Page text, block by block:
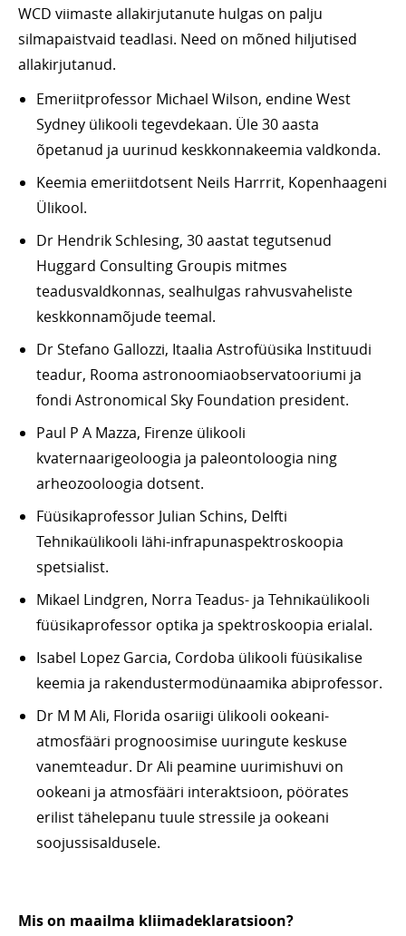
WCD viimaste allakirjutanute hulgas on palju
silmapaistvaid teadlasi. Need on mõned hiljutised
allakirjutanud.
Emeriitprofessor Michael Wilson, endine West
Sydney ülikooli tegevdekaan. Üle 30 aasta
õpetanud ja uurinud keskkonnakeemia valdkonda.
Keemia emeriitdotsent Neils Harrrit, Kopenhaageni
Ülikool.
Dr Hendrik Schlesing, 30 aastat tegutsenud
Huggard Consulting Groupis mitmes
teadusvaldkonnas, sealhulgas rahvusvaheliste
keskkonnamõjude teemal.
Dr Stefano Gallozzi, Itaalia Astrofüüsika Instituudi
teadur, Rooma astronoomiaobservatooriumi ja
fondi Astronomical Sky Foundation president.
Paul P A Mazza, Firenze ülikooli
kvaternaarigeoloogia ja paleontoloogia ning
arheozooloogia dotsent.
Füüsikaprofessor Julian Schins, Delfti
Tehnikaülikooli lähi-infrapunaspektroskoopia
spetsialist.
Mikael Lindgren, Norra Teadus- ja Tehnikaülikooli
füüsikaprofessor optika ja spektroskoopia erialal.
Isabel Lopez Garcia, Cordoba ülikooli füüsikalise
keemia ja rakendustermodünaamika abiprofessor.
Dr M M Ali, Florida osariigi ülikooli ookeani-
atmosfääri prognoosimise uuringute keskuse
vanemteadur. Dr Ali peamine uurimishuvi on
ookeani ja atmosfääri interaktsioon, pöörates
erilist tähelepanu tuule stressile ja ookeani
soojussisaldusele.
Mis on maailma kliimadeklaratsioon?